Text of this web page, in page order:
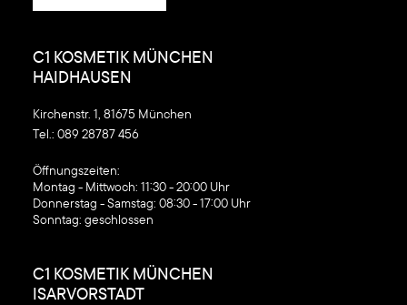
C1 KOSMETIK MÜNCHEN
HAIDHAUSEN
Kirchenstr. 1, 81675 München
Tel.: 089 28787 456
‍Öffnungszeiten:
Montag - Mittwoch: 11:30 - 20:00 Uhr
Donnerstag - Samstag: 08:30 - 17:00 Uhr
Sonntag: geschlossen
C1 KOSMETIK MÜNCHEN
ISARVORSTADT